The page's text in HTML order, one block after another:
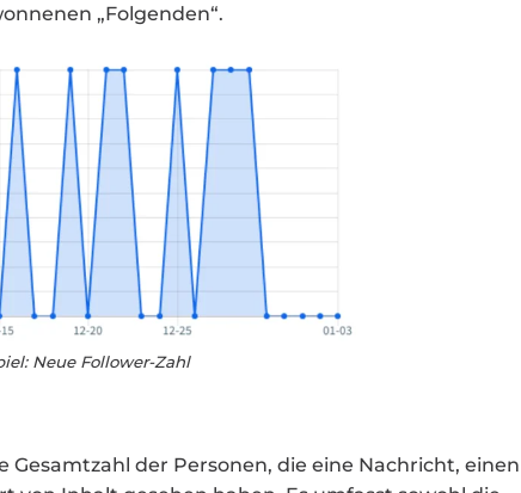
„Folgenden“.
Neue Follower-Zahl
Gesamtzahl der Personen, die eine Nachricht, einen